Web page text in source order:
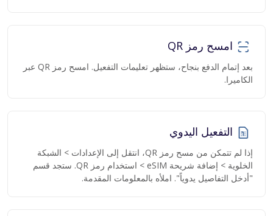
امسح رمز QR
بعد إتمام الدفع بنجاح، ستظهر تعليمات التفعيل. امسح رمز QR عبر
الكاميرا.
التفعيل اليدوي
إذا لم تتمكن من مسح رمز QR، انتقل إلى الإعدادات > الشبكة
الخلوية > إضافة شريحة eSIM > استخدام رمز QR. ستجد قسم
"أدخل التفاصيل يدوياً". املأه بالمعلومات المقدمة.